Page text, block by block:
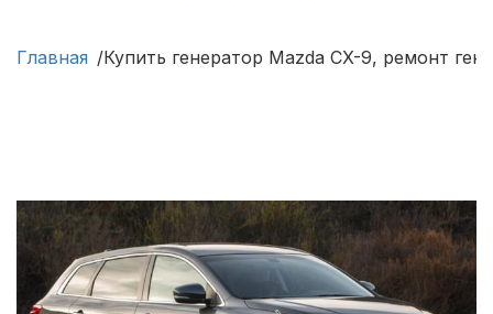
Главная Купить генератор Mazda CX-9, ремонт